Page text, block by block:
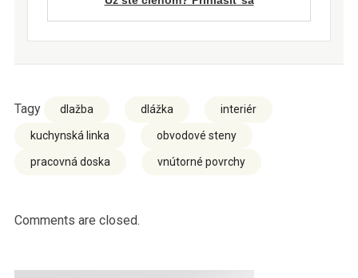
Tagy dlažba dlážka interiér
kuchynská linka obvodové steny
pracovná doska vnútorné povrchy
Comments are closed.